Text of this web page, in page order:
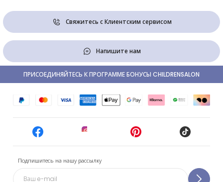
Свяжитесь с Клиентским сервисом
Напишите нам
Подпишитесь на нашу рассылку
ПРИСОЕДИНЯЙТЕСЬ К ПРОГРАММЕ БОНУСЫ CHILDRENSALON